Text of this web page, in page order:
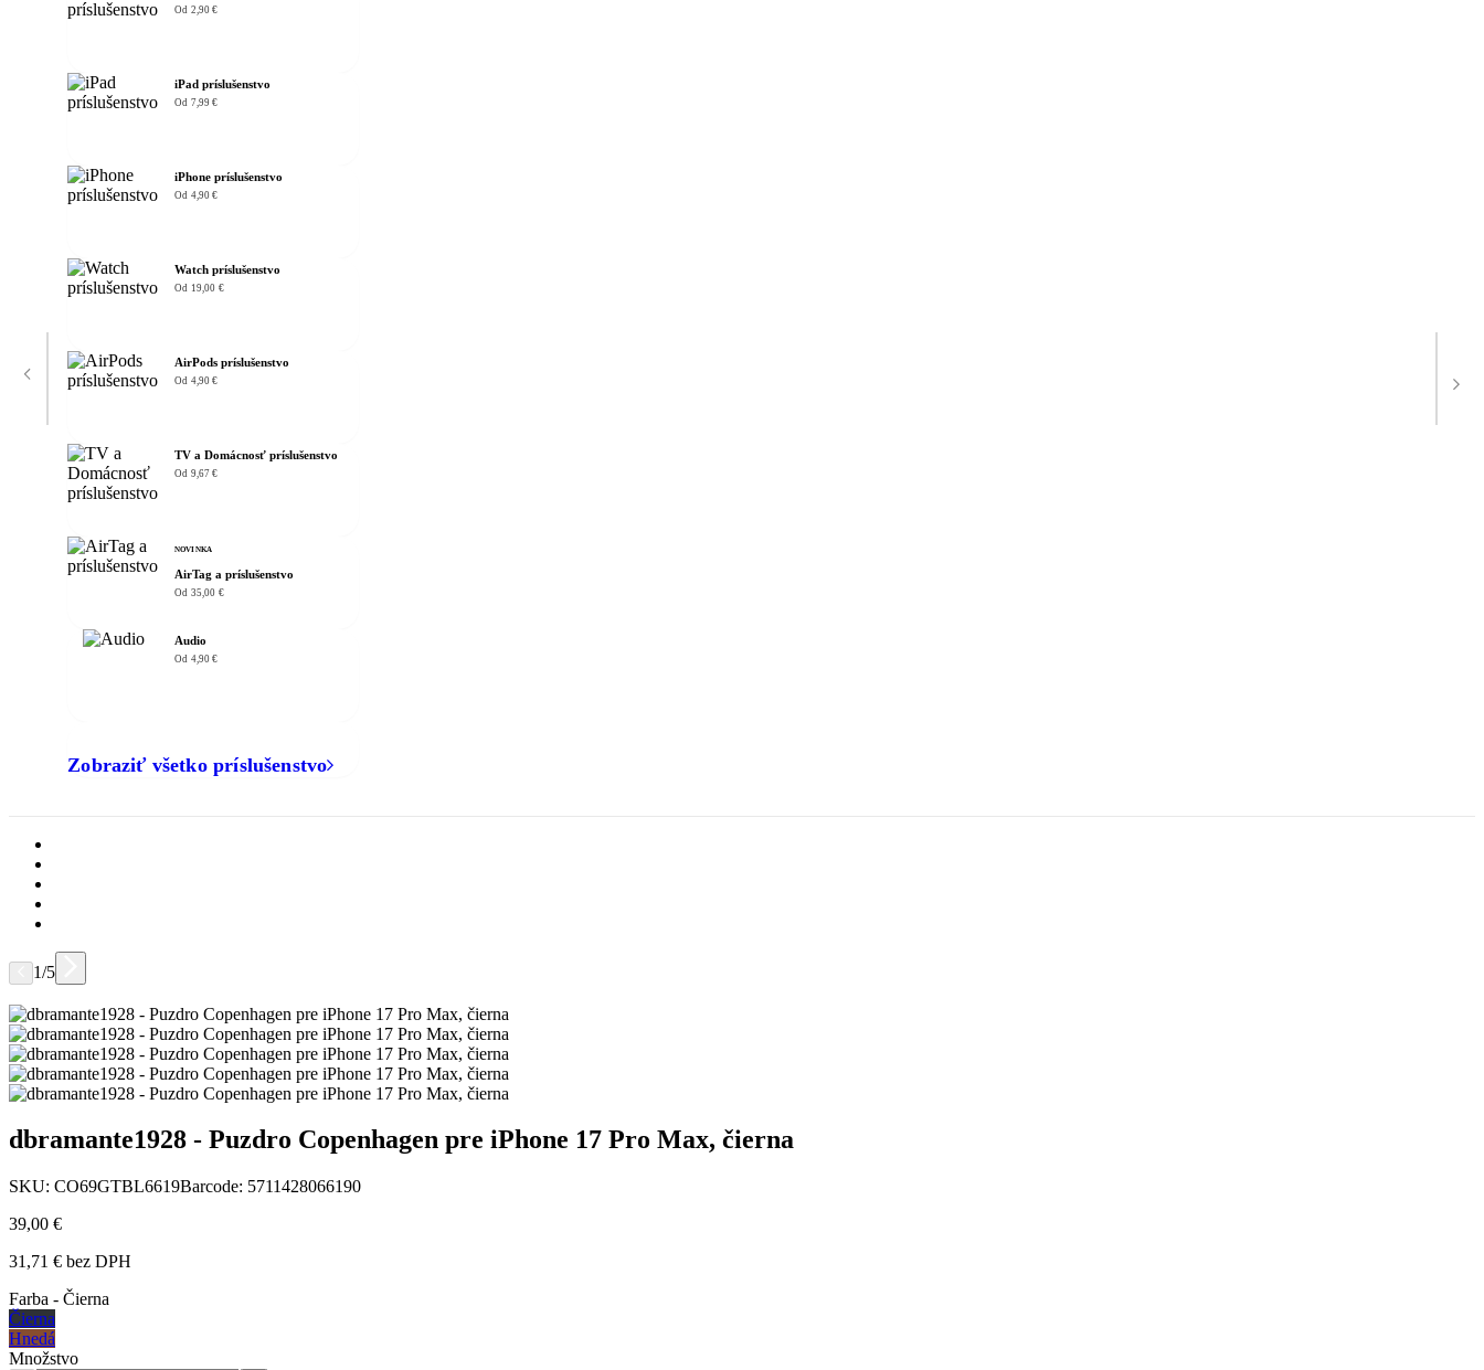
Od 2,90 €
iPad príslušenstvo
Od 7,99 €
iPhone príslušenstvo
Od 4,90 €
Watch príslušenstvo
Od 19,00 €
AirPods príslušenstvo
Od 4,90 €
TV a Domácnosť príslušenstvo
Od 9,67 €
NOVINKA
AirTag a príslušenstvo
Od 35,00 €
Audio
Od 4,90 €
Zobraziť všetko príslušenstvo
1/5
dbramante1928 - Puzdro Copenhagen pre iPhone 17 Pro Max, čierna
SKU: CO69GTBL6619Barcode: 5711428066190
39,00 €
31,71 € bez DPH
Farba - Čierna
Čierna
Hnedá
Množstvo